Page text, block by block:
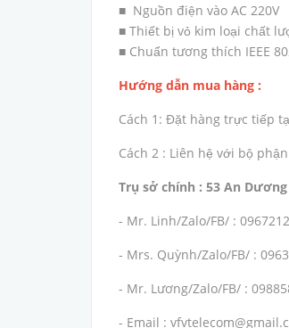
■ Nguồn điện vào AC 220V
■ Thiết bị vỏ kim loại chất
■ Chuẩn tương thích IEEE
Hướng dẫn mua hàng :
Cách 1: Đặt hàng trực tiếp
Cách 2 : Liên hệ với bộ
Trụ sở chính : 53 An
- Mr. Linh/Zalo/FB/ :
- Mrs. Quỳnh/Zalo/FB/ :
- Mr. Lương/Zalo/FB/ :
- Email :